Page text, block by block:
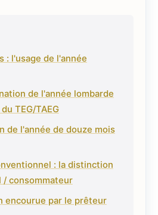
: l'usage de l'année
de l'année lombarde
TEG/TAEG
de l'année de douze mois
: la distinction
/ consommateur
encourue par le prêteur